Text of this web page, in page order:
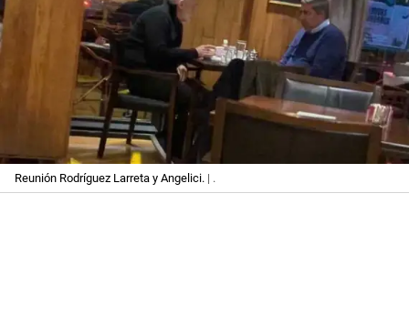
Reunión Rodríguez Larreta y Angelici. | .